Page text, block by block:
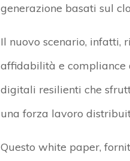
generazione basati sul
Il nuovo scenario, infatti,
affidabilità e compliance
digitali resilienti che
una forza lavoro
Questo white paper,